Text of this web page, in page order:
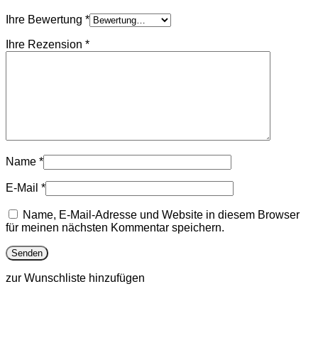
Ihre Bewertung *
Ihre Rezension *
Name *
E-Mail *
Name, E-Mail-Adresse und Website in diesem Browser
für meinen nächsten Kommentar speichern.
zur Wunschliste hinzufügen